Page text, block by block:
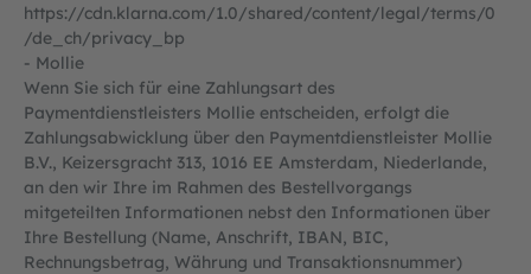
https://cdn.klarna.com/1.0/shared/content/legal/terms/0
/de_ch/privacy_bp
- Mollie
Wenn Sie sich für eine Zahlungsart des
Paymentdienstleisters Mollie entscheiden, erfolgt die
Zahlungsabwicklung über den Paymentdienstleister Mollie
B.V., Keizersgracht 313, 1016 EE Amsterdam, Niederlande,
an den wir Ihre im Rahmen des Bestellvorgangs
mitgeteilten Informationen nebst den Informationen über
Ihre Bestellung (Name, Anschrift, IBAN, BIC,
Rechnungsbetrag, Währung und Transaktionsnummer)